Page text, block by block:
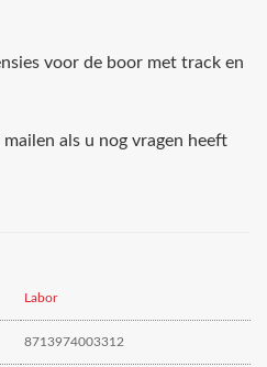
voor de boor met track en
als u nog vragen heeft
Labor
8713974003312